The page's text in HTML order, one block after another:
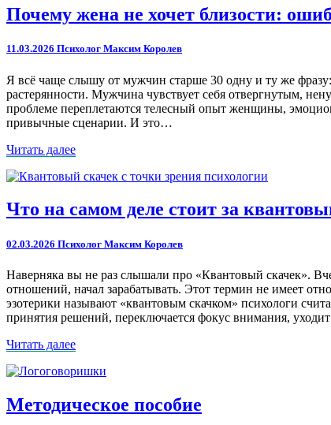
Почему
жена
хочет
ошибки,
которые
убивают
желание
Почему жена не хочет близости:
11.03.2026 Психолог Максим Королев
Я всё чаще слышу от мужчин старше 30 одну и ту же
растерянности. Мужчина чувствует себя отвергнутым,
проблеме переплетаются телесный опыт женщины,
привычные сценарии. И это…
Читать далееЧитать
Что
на
деле
за
квантовым
скачком
в
человека
Что на самом деле стоит за
02.03.2026 Психолог Максим Королев
Наверняка вы не раз слышали про «Квантовый скачек».
отношений, начал зарабатывать. Этот термин не имеет
эзотерики называют «квантовым скачком» психологи
принятия решений, переключается фокус внимания,
Читать далееЧитать
Методическое
пособие
Методическое пособие